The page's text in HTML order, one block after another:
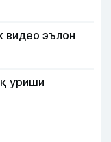
видео эълон
уриши